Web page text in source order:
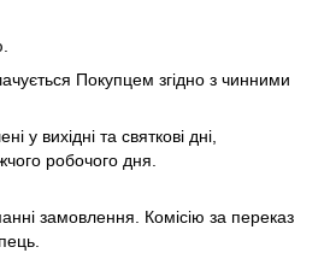
Покупцем згідно з чинними
у вихідні та святкові дні,
робочого дня.
замовлення. Комісію за переказ